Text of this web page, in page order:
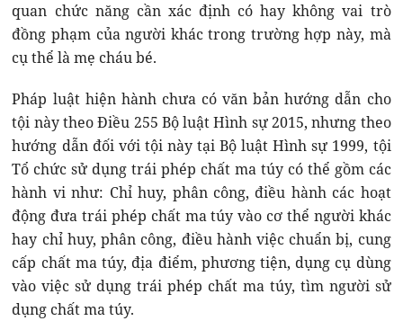
quan chức năng cần xác định có hay không vai trò
đồng phạm của người khác trong trường hợp này, mà
cụ thể là mẹ cháu bé.
Pháp luật hiện hành chưa có văn bản hướng dẫn cho
tội này theo Điều 255 Bộ luật Hình sự 2015, nhưng theo
hướng dẫn đối với tội này tại Bộ luật Hình sự 1999, tội
Tổ chức sử dụng trái phép chất ma túy có thể gồm các
hành vi như: Chỉ huy, phân công, điều hành các hoạt
động đưa trái phép chất ma túy vào cơ thể người khác
hay chỉ huy, phân công, điều hành việc chuẩn bị, cung
cấp chất ma túy, địa điểm, phương tiện, dụng cụ dùng
vào việc sử dụng trái phép chất ma túy, tìm người sử
dụng chất ma túy.